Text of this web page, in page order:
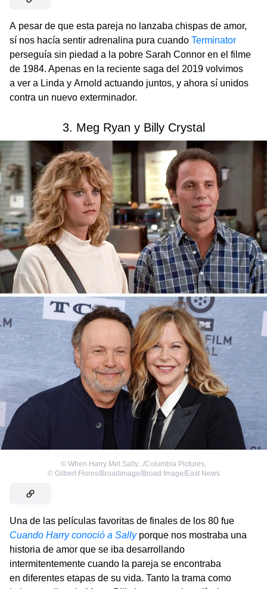
A pesar de que esta pareja no lanzaba chispas de amor,
sí nos hacía sentir adrenalina pura cuando Terminator
perseguía sin piedad a la pobre Sarah Connor en el filme
de 1984. Apenas en la reciente saga del 2019 volvimos
a ver a Linda y Arnold actuando juntos, y ahora sí unidos
contra un nuevo exterminador.
3. Meg Ryan y Billy Crystal
© When Harry Met Sally.../Columbia Pictures,
© Gilbert Flores/Broadimage/Broad Image/East News
Una de las películas favoritas de finales de los 80 fue
Cuando Harry conoció a Sallyporque nos mostraba una
historia de amor que se iba desarrollando
intermitentemente cuando la pareja se encontraba
en diferentes etapas de su vida. Tanto la trama como